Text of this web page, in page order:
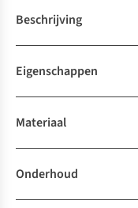
Beschrijving
Eigenschappen
Materiaal
Onderhoud